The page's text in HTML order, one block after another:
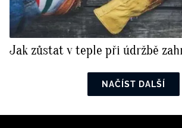
Jak zůstat v teple při údržbě
NAČÍST DALŠÍ